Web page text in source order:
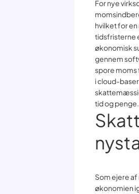
For nye
hvilket for
tidsfristerne
økonomisk
gennem
spore moms
i cloud-
tid og penge.
Som ejere
økonomien